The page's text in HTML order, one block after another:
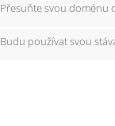
Přesuňte svou doménu
Budu používat svou